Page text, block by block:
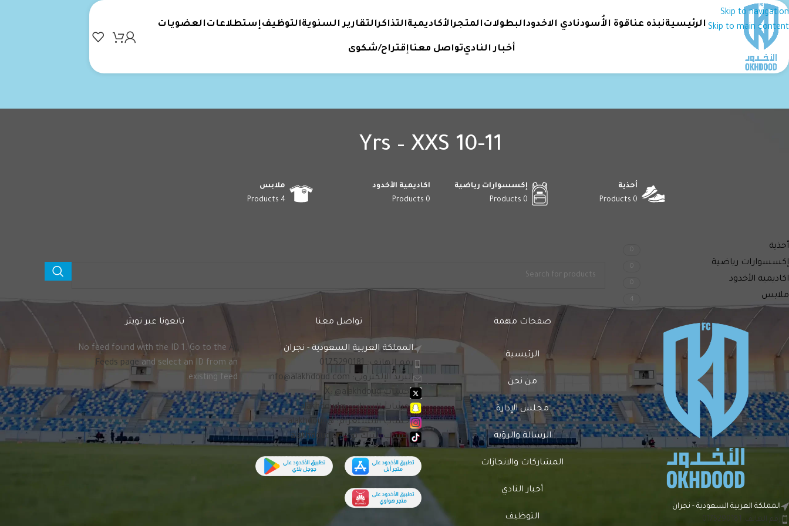
Skip to navigation
Skip to main content الرئيسيةنبذه عناقوة الأُسودنادي الاخدودالبطولات المتجرالأكاديميةالتذاكرالتقارير السنويةالتوظيف إستطلاعات العضويات
أخبار الناديتواصل معنا إقتراح/شكوى
10-11 Yrs – XXS
أحذية
0 Products
إكسسوارات رياضية
0 Products
اكاديمية الأخدود
0 Products
ملابس
4 Products
أحذية 0
إكسسوارات رياضية 0
اكاديمية الأخدود 0
ملابس 4
المملكة العربية السعودية - نجران
رقم الهاتف: 0175290181
صفحات مهمة
الرئيسية
من نحن
مجلس الإدارة
الرسالة والرؤية
المشاركات والانجازات
أخبار النادي
التوظيف
تواصل معنا
المملكة العربية السعودية - نجران
رقم الهاتف: 0175290181
البريد الإلكتروني: info@alakhdoud.com
حساب X: @alakhdoud
حساب السناب: @alakhdoud
حساب الانستغرام: @alakhdoud
حساب التيك توك: @alakhdoud
تابعونا عبر تويتر
No feed found with the ID 1. Go to the All
Feeds page and select an ID from an
existing feed.